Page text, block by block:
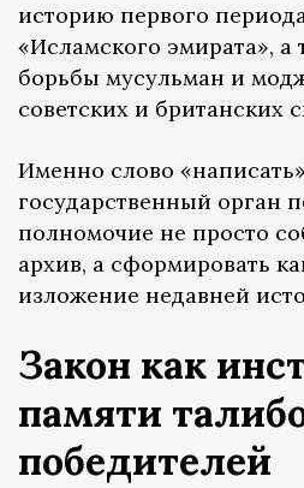
историю первого
«Исламского эмирата», а
борьбы мусульман и
советских и британских
Именно слово
государственный орган
полномочие не просто
архив, а cформировать
изложение недавней
Закон как
памяти
победителей